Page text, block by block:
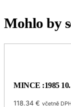
Mohlo by
MINCE :1985
118.34€ včetně DPH